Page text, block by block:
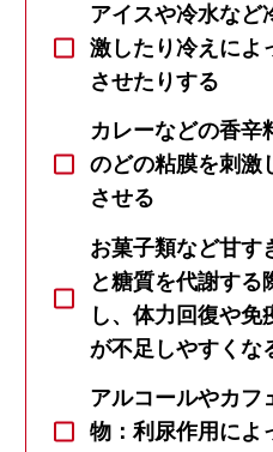
アイスや冷水など
激したり冷えによ
させたりする
カレーなどの香辛
のどの粘膜を刺激
させる
お菓子類など甘す
と糖質を代謝する
し、体力回復や免
が不足しやすくな
アルコールやカフ
物：利尿作用によ